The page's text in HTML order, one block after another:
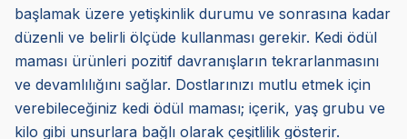
başlamak üzere yetişkinlik durumu ve sonrasına kadar
düzenli ve belirli ölçüde kullanması gerekir. Kedi ödül
maması ürünleri pozitif davranışların tekrarlanmasını
ve devamlılığını sağlar. Dostlarınızı mutlu etmek için
verebileceğiniz kedi ödül maması; içerik, yaş grubu ve
kilo gibi unsurlara bağlı olarak çeşitlilik gösterir.